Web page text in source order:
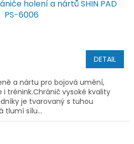
holení a nártů SHIN PAD
PS-6006
DETAIL
a nártu pro bojová umění,
trénink.Chránič vysoké kvality
je tvarovaný s tuhou
tlumí sílu...